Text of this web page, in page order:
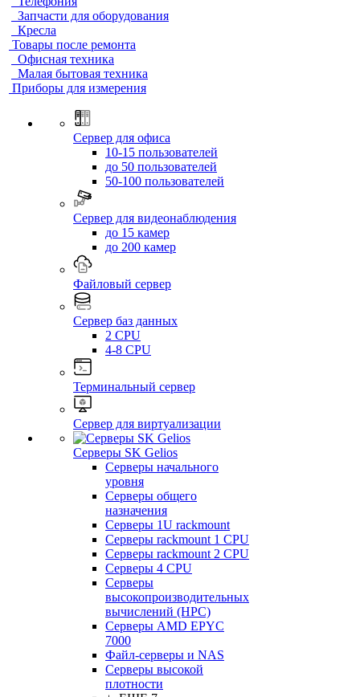
Запчасти для оборудования
Кресла
Товары после ремонта
Офисная техника
Малая бытовая техника
Приборы для измерения
Сервер для офиса
10-15 пользователей
до 50 пользователей
50-100 пользователей
Сервер для видеонаблюдения
до 15 камер
до 200 камер
Файловый сервер
Сервер баз данных
2 CPU
4-8 CPU
Терминальный сервер
Сервер для виртуализации
Серверы SK Gelios
Серверы начального
уровня
Серверы общего
назначения
Серверы 1U rackmount
Серверы rackmount 1 CPU
Серверы rackmount 2 CPU
Серверы 4 CPU
Серверы
высокопроизводительных
вычислений (HPC)
Серверы AMD EPYC
7000
Файл-серверы и NAS
Серверы высокой
плотности